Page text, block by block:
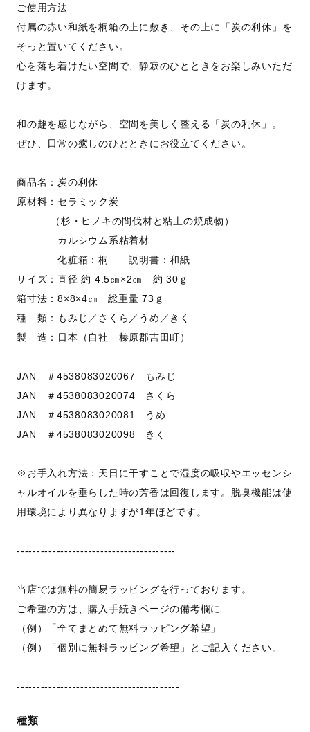
ご使用方法
付属の赤い和紙を桐箱の上に敷き、その上に「炭の利休」を
そっと置いてください。
心を落ち着けたい空間で、静寂のひとときをお楽しみいただ
けます。
和の趣を感じながら、空間を美しく整える「炭の利休」。
ぜひ、日常の癒しのひとときにお役立てください。
商品名：炭の利休
原材料：セラミック炭
（杉・ヒノキの間伐材と粘土の焼成物）
カルシウム系粘着材
化粧箱：桐 説明書：和紙
サイズ：直径 約 4.5㎝×2㎝ 約 30ｇ
箱寸法：8×8×4㎝ 総重量 73ｇ
種 類：もみじ／さくら／うめ／きく
製 造：日本（自社 榛原郡吉田町）
JAN ＃4538083020067 もみじ
JAN ＃4538083020074 さくら
JAN ＃4538083020081 うめ
JAN ＃4538083020098 きく
※お手入れ方法：天日に干すことで湿度の吸収やエッセンシ
ャルオイルを垂らした時の芳香は回復します。脱臭機能は使
用環境により異なりますが1年ほどです。
----------------------------------------
当店では無料の簡易ラッピングを行っております。
ご希望の方は、購入手続きページの備考欄に
（例）「全てまとめて無料ラッピング希望」
（例）「個別に無料ラッピング希望」とご記入ください。
-----------------------------------------
種類